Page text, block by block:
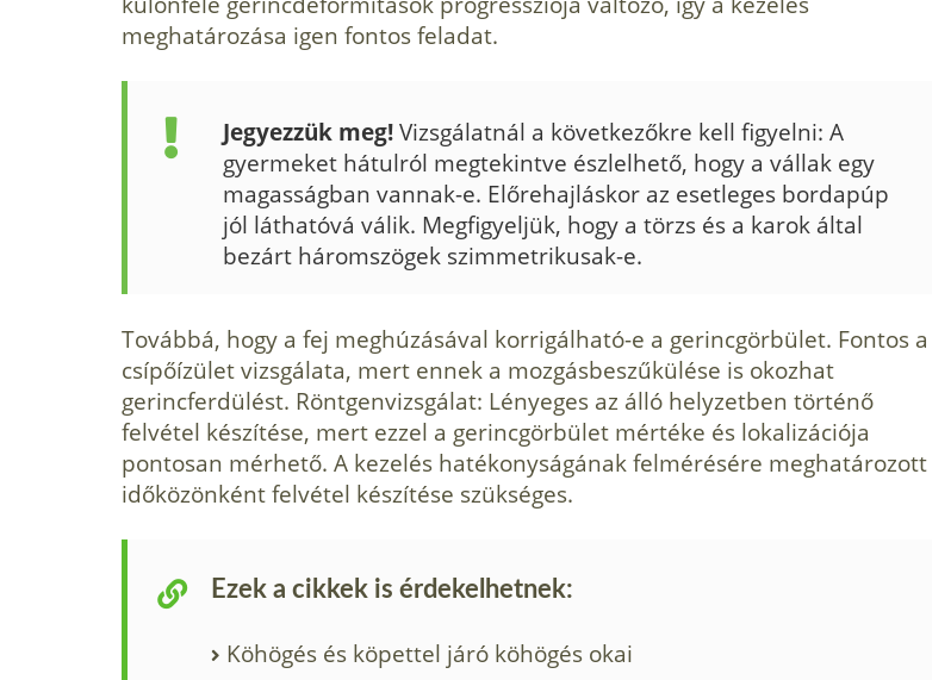
meghatározása igen fon­tos feladat.
Jegyezzük meg!Vizsgálatnál a következőkre kell figyelni: A
gyermeket hátulról megtekintve észlelhető, hogy a vállak egy
magasságban vannak-e. Előrehajláskor az esetleges bordapúp
jól láthatóvá válik. Megfigyeljük, hogy a törzs és a karok által
bezárt háromszögek szimmetrikusak-e.
Továbbá, hogy a fej meghúzásával korrigálható-e a gerincgörbület. Fontos a
csípőízület vizsgálata, mert ennek a mozgásbeszűkülése is okozhat
gerincferdülést. Röntgenvizsgálat: Lényeges az álló helyzetben történő
felvétel készítése, mert ezzel a gerincgörbület mértéke és lokalizációja
pontosan mérhető. A kezelés hatékonyságának felmérésére meghatározott
időközönként felvétel készítése szükséges.
Ezek a cikkek is érdekelhetnek:
Köhögés és köpettel járó köhögés okai